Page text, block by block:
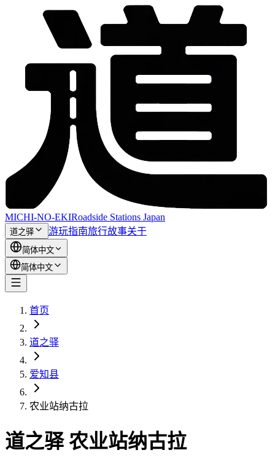
MICHI-NO-EKIRoadside Stations Japan
道之驿 游玩指南旅行故事关于
简体中文
简体中文
首页
道之驿
爱知县
农业站纳古拉
道之驿 农业站纳古拉